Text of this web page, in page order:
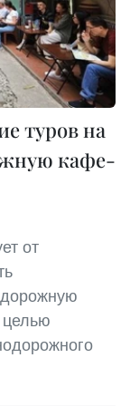
туров на
кафе-
от